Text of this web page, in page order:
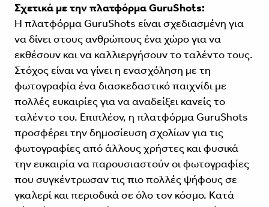
Σχετικά με την πλατφόρμα GuruShots:
Η πλατφόρμα GuruShots είναι σχεδιασμένη για
να δίνει στους ανθρώπους ένα χώρο για να
εκθέσουν και να καλλιεργήσουν το ταλέντο τους.
Στόχος είναι να γίνει η ενασχόληση με τη
φωτογραφία ένα διασκεδαστικό παιχνίδι με
πολλές ευκαιρίες για να αναδείξει κανείς το
ταλέντο του. Επιπλέον, η πλατφόρμα GuruShots
προσφέρει την δημοσίευση σχολίων για τις
φωτογραφίες από άλλους χρήστες και φυσικά
την ευκαιρία να παρουσιαστούν οι φωτογραφίες
που συγκέντρωσαν τις πιο πολλές ψήφους σε
γκαλερί και περιοδικά σε όλο τον κόσμο. Κατά